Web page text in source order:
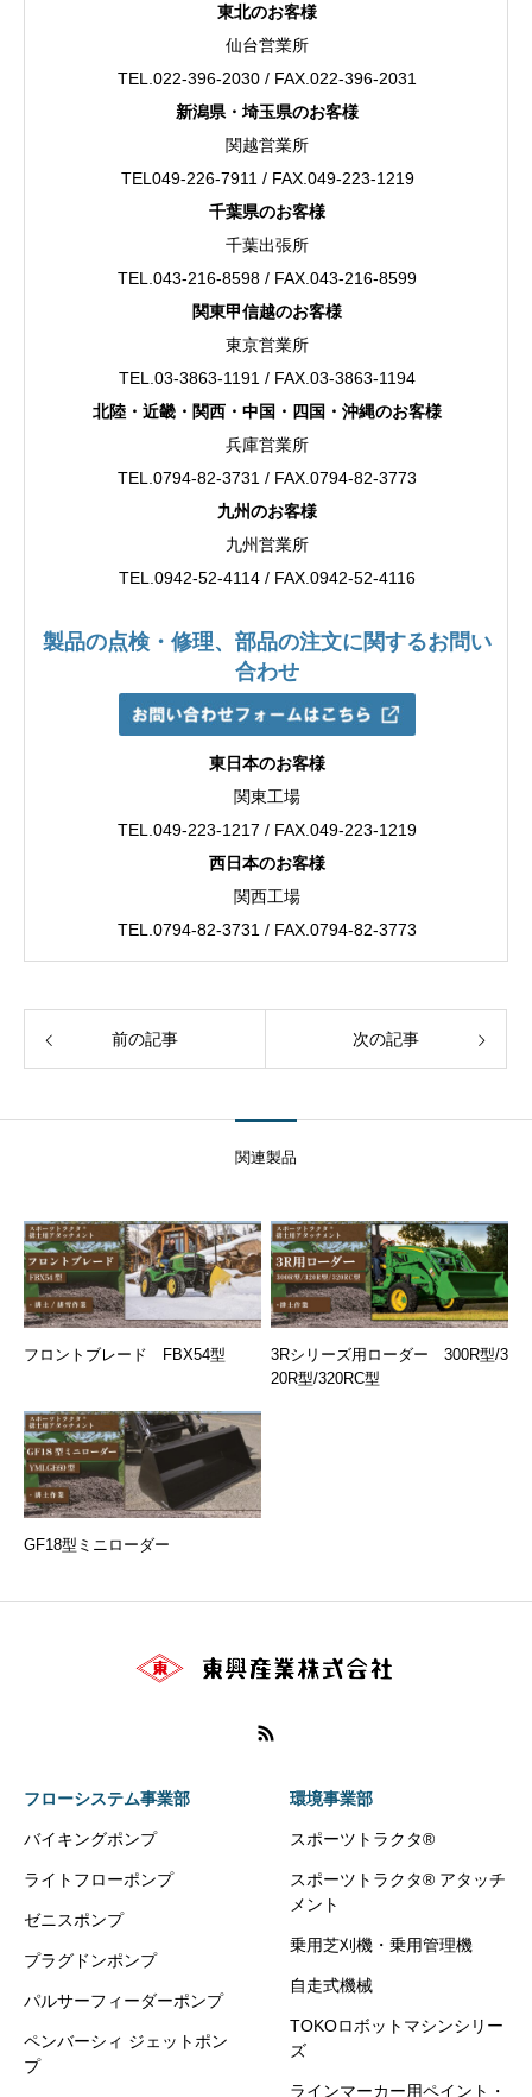
東北のお客様
仙台営業所
TEL.022-396-2030 / FAX.022-396-2031
新潟県・埼玉県のお客様
関越営業所
TEL049-226-7911 / FAX.049-223-1219
千葉県のお客様
千葉出張所
TEL.043-216-8598 / FAX.043-216-8599
関東甲信越のお客様
東京営業所
TEL.03-3863-1191 / FAX.03-3863-1194
北陸・近畿・関西・中国・四国・沖縄のお客様
兵庫営業所
TEL.0794-82-3731 / FAX.0794-82-3773
九州のお客様
九州営業所
TEL.0942-52-4114 / FAX.0942-52-4116
製品の点検・修理、部品の注文に関するお問い
合わせ
東日本のお客様
関東工場
TEL.049-223-1217 / FAX.049-223-1219
西日本のお客様
関西工場
TEL.0794-82-3731 / FAX.0794-82-3773
前の記事 次の記事
関連製品
フロントブレード FBX54型
3Rシリーズ用ローダー 300R型/3
20R型/320RC型
GF18型ミニローダー
フローシステム事業部
バイキングポンプ
ライトフローポンプ
ゼニスポンプ
プラグドンポンプ
パルサーフィーダーポンプ
ペンバーシィ ジェットポン
プ
環境事業部
スポーツトラクタ®
スポーツトラクタ® アタッチ
メント
乗用芝刈機・乗用管理機
自走式機械
TOKOロボットマシンシリー
ズ
ラインマーカー用ペイント・